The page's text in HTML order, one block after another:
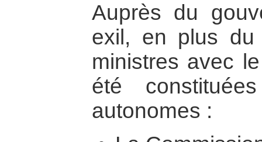
Auprès du
exil, en plus
ministres avec
été
autonomes :